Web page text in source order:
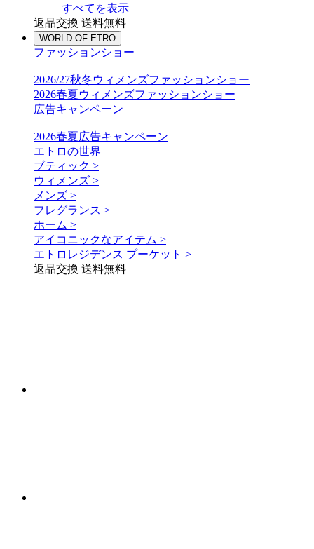
すべてを表示
返品交換 送料無料
WORLD OF ETRO
ファッションショー
2026/27秋冬ウィメンズファッションショー
2026春夏ウィメンズファッションショー
広告キャンペーン
2026春夏広告キャンペーン
エトロの世界
ブティック >
ウィメンズ >
メンズ >
フレグランス >
ホーム >
アイコニックなアイテム >
エトロレジデンス プーケット >
返品交換 送料無料